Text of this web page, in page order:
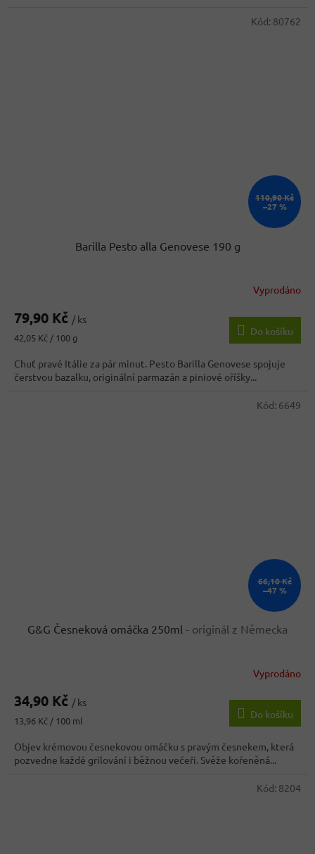
110,90 Kč
–27 %
Barilla Pesto alla Genovese 190 g
Vyprodáno
79,90 Kč / ks
Měrná
42,05 Kč / 100 g
Do košíku
Chuť pravé Itálie za pár minut. Pesto Barilla Genovese spojuje
čerstvou bazalku, originální parmazán a piniové oříšky...
Kód: 80762
66,10 Kč
–47 %
G&G Česneková omáčka 250ml - originál z Německa
produktu
4,8
z
5
hvězdiček.
Vyprodáno
34,90 Kč / ks
Měrná
13,96 Kč / 100 ml
Do košíku
Objev krémovou česnekovou omáčku s pravým česnekem, která
pozvedne každé grilování i běžnou večeři. Svěže kořeněná...
Kód: 6649
Kód: 8204